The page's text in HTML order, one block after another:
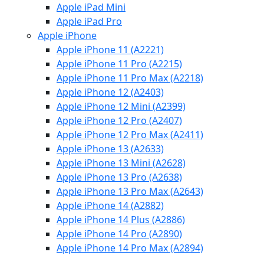
Apple iPad Mini
Apple iPad Pro
Apple iPhone
Apple iPhone 11 (A2221)
Apple iPhone 11 Pro (A2215)
Apple iPhone 11 Pro Max (A2218)
Apple iPhone 12 (A2403)
Apple iPhone 12 Mini (A2399)
Apple iPhone 12 Pro (A2407)
Apple iPhone 12 Pro Max (A2411)
Apple iPhone 13 (A2633)
Apple iPhone 13 Mini (A2628)
Apple iPhone 13 Pro (A2638)
Apple iPhone 13 Pro Max (A2643)
Apple iPhone 14 (A2882)
Apple iPhone 14 Plus (A2886)
Apple iPhone 14 Pro (A2890)
Apple iPhone 14 Pro Max (A2894)